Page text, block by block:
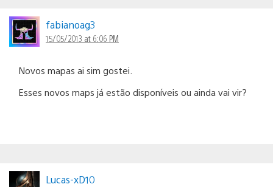
fabianoag3
15/05/2013 at 6:06 PM
Novos mapas ai sim gostei.
Esses novos maps já estão disponíveis ou ainda vai vir?
Lucas-xD10